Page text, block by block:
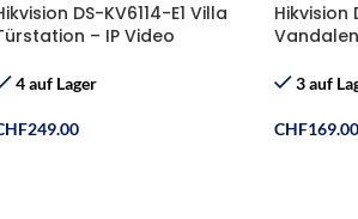
DS-KV6114-E1 Villa
– IP Video
4 auf Lager
249.00
Hikvision
3 auf
CHF169.00